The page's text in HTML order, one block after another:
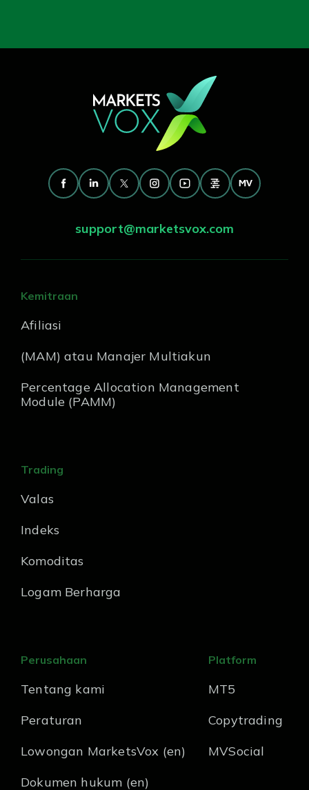
support@marketsvox.com
Kemitraan
Afiliasi
(MAM) atau Manajer Multiakun
Percentage Allocation Management
Module (PAMM)
Trading
Valas
Indeks
Komoditas
Logam Berharga
Perusahaan
Tentang kami
Peraturan
Lowongan MarketsVox (en)
Dokumen hukum (en)
Platform
MT5
Copytrading
MVSocial